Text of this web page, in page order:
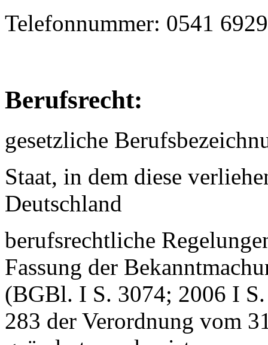
Telefonnummer: 0541
Berufsrecht:
gesetzliche
Staat, in dem diese
Deutschland
berufsrechtliche
Fassung der
(BGBl. I S. 3074; 2006 I
283 der Verordnung vom